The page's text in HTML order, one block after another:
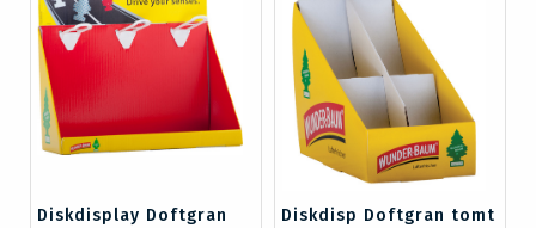
Diskdisplay Doftgran
Diskdisp Doftgran tomt